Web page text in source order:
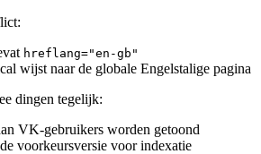
hreflang="en-gb"
wijst naar de globale Engelstalige pagina
dingen tegelijk:
VK-gebruikers worden getoond
voorkeursversie voor indexatie